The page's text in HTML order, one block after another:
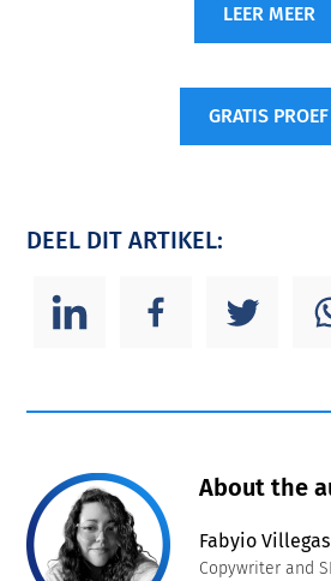
LEER MEER
GRATIS PROEF
DEEL DIT ARTIKEL:
About the
Fabyio Villegas
Copywriter and